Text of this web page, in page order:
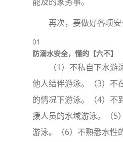
再次，要做好各项安
01
防溺水安全，懂的【六不】
（1）不私自下水
他人结伴游泳。（3）不
的情况下游泳。（4）不
援人员的水域游泳。（5
游泳。（6）不熟悉水性